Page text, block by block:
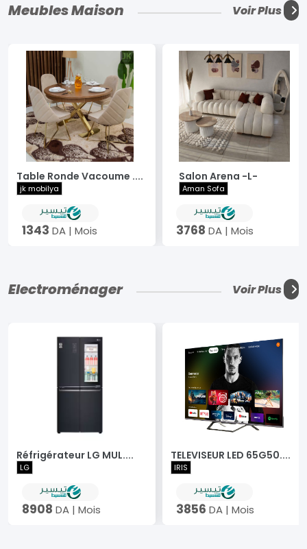
Meubles Maison Voir Plus
Table Ronde Vacoume ....
jk mobilya
1343 DA | Mois
Salon Arena -L-
Aman Sofa
3768 DA | Mois
Electroménager Voir Plus
Réfrigérateur LG MUL....
LG
8908 DA | Mois
TELEVISEUR LED 65G50....
IRIS
3856 DA | Mois